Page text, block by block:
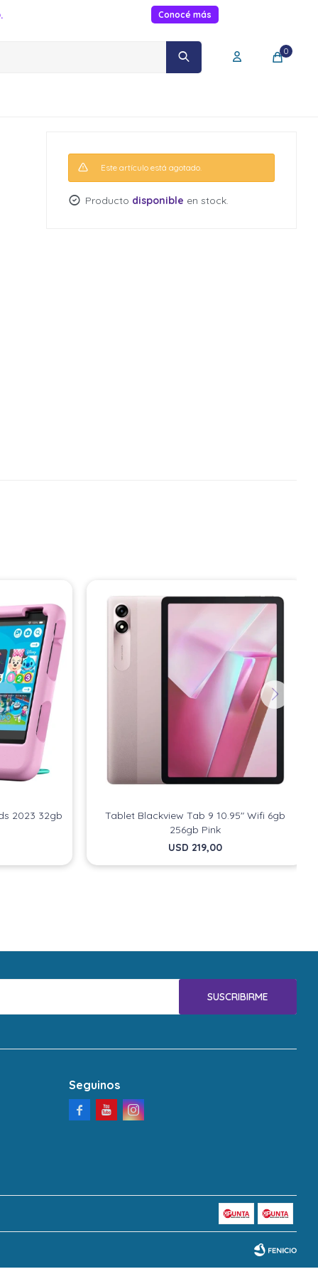
Conocé más
0
Este artículo está agotado.
Producto disponible en stock.
2023 32gb
Tablet Blackview Tab 9 10.95" Wifi 6gb
256gb Pink
USD 219,00
SUSCRIBIRME
Seguinos
  